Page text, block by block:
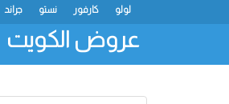
جراند نستو كارفور لولو
عروض الكويت